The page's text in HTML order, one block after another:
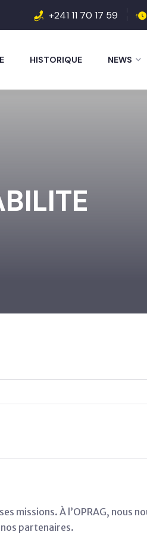
+241 11 70 17 59
HISTORIQUE NEWS
missions. À l’OPRAG, nous
partenaires.